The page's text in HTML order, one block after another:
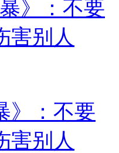
》：不要
害别人